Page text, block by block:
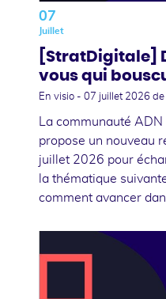
07
Juillet
[StratDigitale]
vous qui
En visio - 07 juillet 2026
La communauté
propose un nouveau
juillet 2026 pour
la thématique
comment avancer